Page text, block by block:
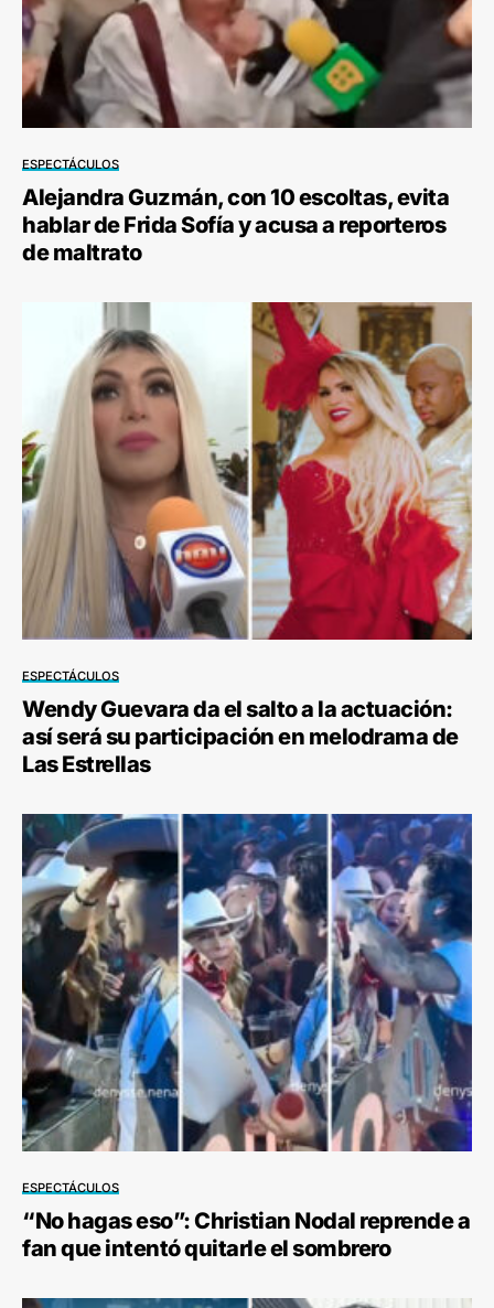
ESPECTÁCULOS
Alejandra Guzmán, con 10 escoltas, evita
hablar de Frida Sofía y acusa a reporteros
de maltrato
ESPECTÁCULOS
Wendy Guevara da el salto a la actuación:
así será su participación en melodrama de
Las Estrellas
ESPECTÁCULOS
“No hagas eso”: Christian Nodal reprende a
fan que intentó quitarle el sombrero